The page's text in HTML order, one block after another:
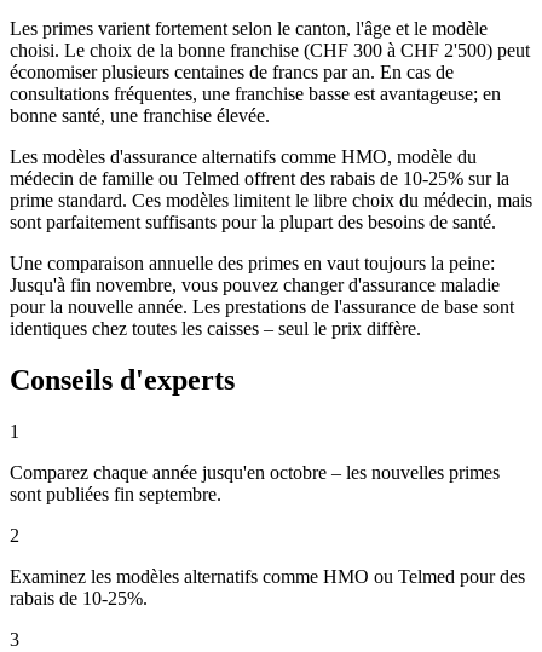
Les primes varient fortement selon le canton, l'âge et le modèle
choisi. Le choix de la bonne franchise (CHF 300 à CHF 2'500) peut
économiser plusieurs centaines de francs par an. En cas de
consultations fréquentes, une franchise basse est avantageuse; en
bonne santé, une franchise élevée.
Les modèles d'assurance alternatifs comme HMO, modèle du
médecin de famille ou Telmed offrent des rabais de 10-25% sur la
prime standard. Ces modèles limitent le libre choix du médecin, mais
sont parfaitement suffisants pour la plupart des besoins de santé.
Une comparaison annuelle des primes en vaut toujours la peine:
Jusqu'à fin novembre, vous pouvez changer d'assurance maladie
pour la nouvelle année. Les prestations de l'assurance de base sont
identiques chez toutes les caisses – seul le prix diffère.
Conseils d'experts
1
Comparez chaque année jusqu'en octobre – les nouvelles primes
sont publiées fin septembre.
2
Examinez les modèles alternatifs comme HMO ou Telmed pour des
rabais de 10-25%.
3